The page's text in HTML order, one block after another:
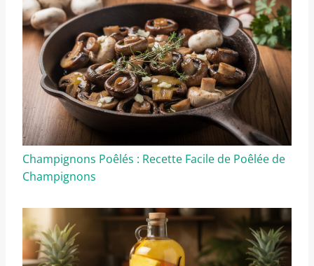
Champignons Poêlés : Recette Facile de Poêlée de
Champignons